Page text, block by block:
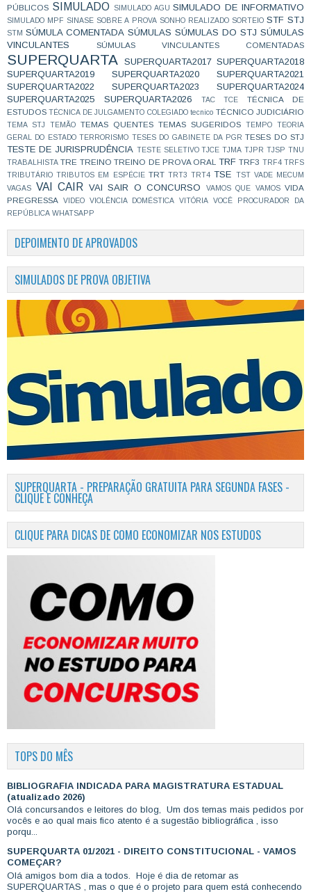
PÚBLICOS SIMULADO SIMULADO AGU SIMULADO DE INFORMATIVO
SIMULADO MPF SINASE SOBRE A PROVA SONHO REALIZADO SORTEIO STF STJ
STM SÚMULA COMENTADA SÚMULAS SÚMULAS DO STJ SÚMULAS
VINCULANTES
SÚMULAS VINCULANTES COMENTADAS
SUPERQUARTA SUPERQUARTA2017 SUPERQUARTA2018
SUPERQUARTA2019
SUPERQUARTA2020
SUPERQUARTA2021
SUPERQUARTA2022
SUPERQUARTA2023
SUPERQUARTA2024
SUPERQUARTA2025
SUPERQUARTA2026 TAC TCE
TÉCNICA DE
ESTUDOS TÉCNICA DE JULGAMENTO COLEGIADO tecnico TÉCNICO JUDICIÁRIO
TEMA STJ TEMÃO TEMAS QUENTES TEMAS SUGERIDOS TEMPO
TEORIA
GERAL DO ESTADO TERRORISMO TESES DO GABINETE DA PGR TESES DO STJ
TESTE DE JURISPRUDÊNCIA TESTE SELETIVO TJCE TJMA TJPR TJSP TNU
TRABALHISTA TRE TREINO TREINO DE PROVA ORAL TRF TRF3 TRF4 TRFS
TRIBUTÁRIO TRIBUTOS EM ESPÉCIE TRT TRT3 TRT4 TSE TST VADE MECUM
VAGAS
VAI CAIR VAI SAIR O CONCURSO VAMOS QUE VAMOS VIDA
PREGRESSA
VIDEO VIOLÊNCIA DOMÉSTICA VITÓRIA
VOCÊ PROCURADOR DA
REPÚBLICA WHATSAPP
DEPOIMENTO DE APROVADOS
SIMULADOS DE PROVA OBJETIVA
SUPERQUARTA - PREPARAÇÃO GRATUITA PARA SEGUNDA FASES -
CLIQUE E CONHEÇA
CLIQUE PARA DICAS DE COMO ECONOMIZAR NOS ESTUDOS
TOPS DO MÊS
BIBLIOGRAFIA INDICADA PARA MAGISTRATURA ESTADUAL
(atualizado 2026)
Olá concursandos e leitores do blog, Um dos temas mais pedidos por
vocês e ao qual mais fico atento é a sugestão bibliográfica , isso
porqu...
SUPERQUARTA 01/2021 - DIREITO CONSTITUCIONAL - VAMOS
COMEÇAR?
Olá amigos bom dia a todos. Hoje é dia de retomar as
SUPERQUARTAS , mas o que é o projeto para quem está conhecendo